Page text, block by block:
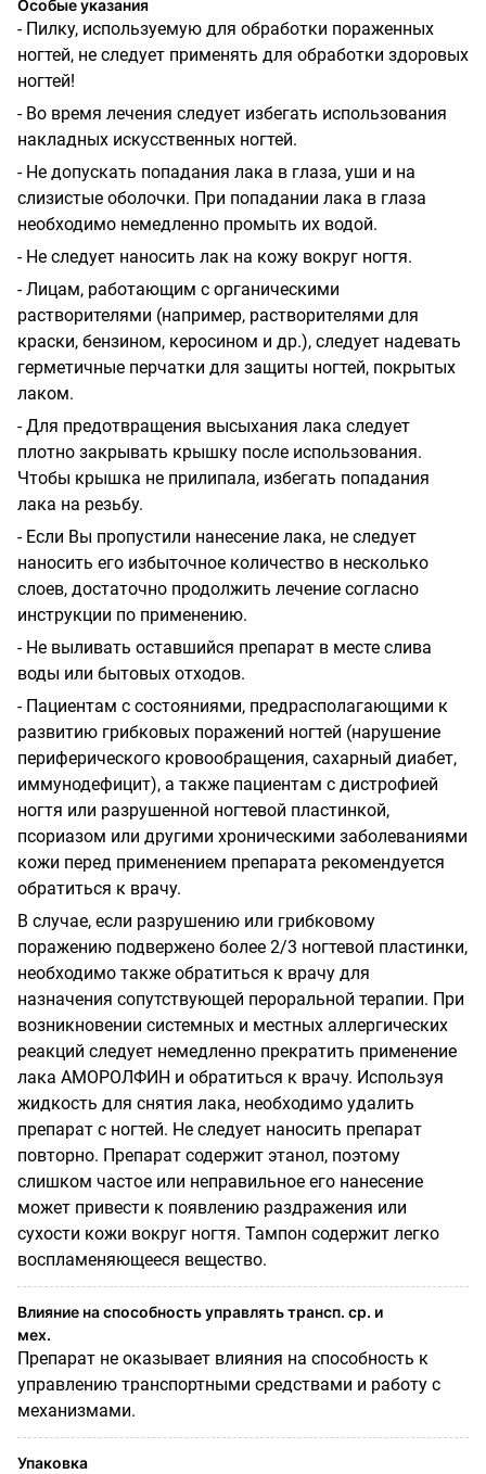
Особые указания
- Пилку, используемую для обработки пораженных
ногтей, не следует применять для обработки здоровых
ногтей!
- Во время лечения следует избегать использования
накладных искусственных ногтей.
- Не допускать попадания лака в глаза, уши и на
слизистые оболочки. При попадании лака в глаза
необходимо немедленно промыть их водой.
- Не следует наносить лак на кожу вокруг ногтя.
-Лицам, работающим с органическими
растворителями (например, растворителями для
краски, бензином, керосином и др.), следует надевать
герметичные перчатки для защиты ногтей, покрытых
лаком.
-Для предотвращения высыхания лака следует
плотно закрывать крышку после использования.
Чтобы крышка не прилипала, избегать попадания
лака на резьбу.
- Если Вы пропустили нанесение лака, не следует
наносить его избыточное количество в несколько
слоев, достаточно продолжить лечение согласно
инструкции по применению.
- Не выливать оставшийся препарат в месте слива
воды или бытовых отходов.
- Пациентам с состояниями, предрасполагающими к
развитию грибковых поражений ногтей (нарушение
периферического кровообращения, сахарный диабет,
иммунодефицит), а также пациентам с дистрофией
ногтя или разрушенной ногтевой пластинкой,
псориазом или другими хроническими заболеваниями
кожи перед применением препарата рекомендуется
обратиться к врачу.
В случае, если разрушению или грибковому
поражению подвержено более 2/3 ногтевой пластинки,
необходимо также обратиться к врачу для
назначения сопутствующей пероральной терапии. При
возникновении системных и местных аллергических
реакций следует немедленно прекратить применение
лака АМОРОЛФИН и обратиться к врачу. Используя
жидкость для снятия лака, необходимо удалить
препарат с ногтей. Не следует наносить препарат
повторно. Препарат содержит этанол, поэтому
слишком частое или неправильное его нанесение
может привести к появлению раздражения или
сухости кожи вокруг ногтя. Тампон содержит легко
воспламеняющееся вещество.
Влияние на способность управлять трансп. ср. и
мех.
Препарат не оказывает влияния на способность к
управлению транспортными средствами и работу с
механизмами.
Упаковка